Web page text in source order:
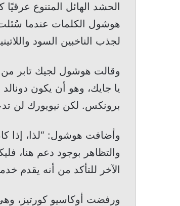
الحشد الهائل المتنوع
هوشول الكلمات عندما سُئلت
لجذب الناخبين السود
يا جايك، وهو أن يكون
برونكس. لكن نيويورك لن
وأضافت هوشول: “لذا، إذا
والتظاهر بوجود دعم هنا،
الآخر للتأكد من أنه يقدم
ورفضت أوكاسيو كورتيز،